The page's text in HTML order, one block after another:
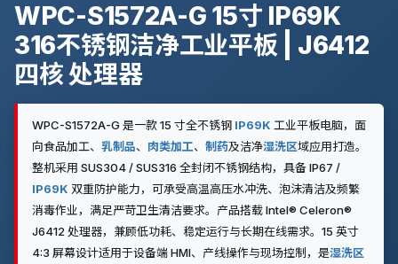
WPC-S1572A-G 15寸 IP69K
316不锈钢洁净工业平板 | J6412
四核 处理器
WPC-S1572A-G 是一款 15 寸全不锈钢 IP69K 工业平板电脑，面
向食品加工、 乳制品、 肉类加工、 制药及洁净湿洗区域应用打造。
整机采用 SUS304 / SUS316 全封闭不锈钢结构，具备 IP67 /
IP69K 双重防护能力，可承受高温高压水冲洗、泡沫清洁及频繁
消毒作业，满足严苛卫生清洁要求。产品搭载 Intel® Celeron®
J6412 处理器，兼顾低功耗、稳定运行与长期在线需求。15 英寸
4:3 屏幕设计适用于设备端 HMI、产线操作与现场控制，是湿洗区